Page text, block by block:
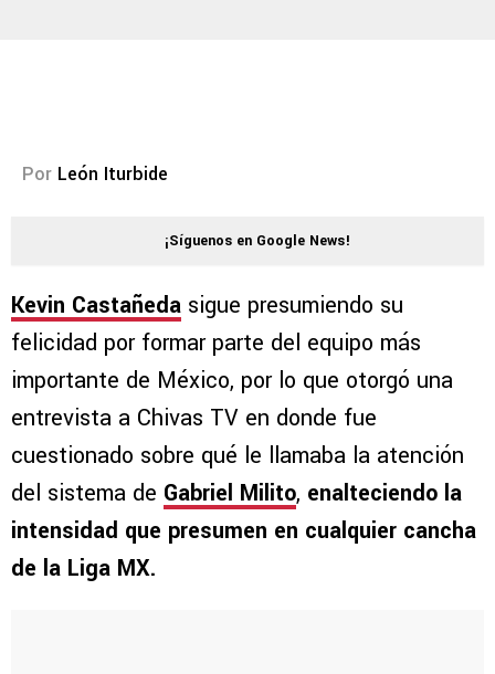
Por León Iturbide
¡Síguenos en Google News!
Kevin Castañeda sigue presumiendo su
felicidad por formar parte del equipo más
importante de México, por lo que otorgó una
entrevista a Chivas TV en donde fue
cuestionado sobre qué le llamaba la atención
del sistema de Gabriel Milito, enalteciendo la
intensidad que presumen en cualquier cancha
de la Liga MX.